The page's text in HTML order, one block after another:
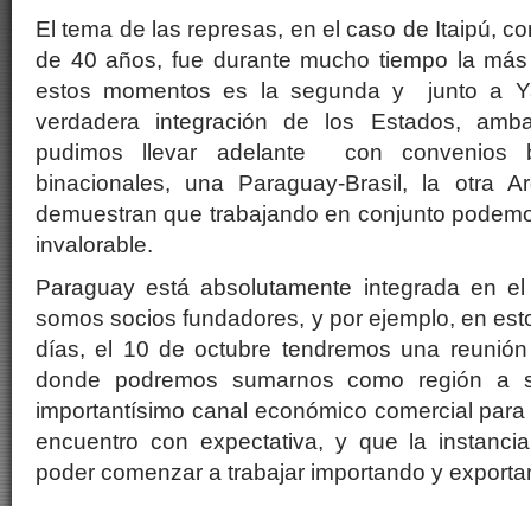
El tema de las represas, en el caso de Itaipú,
de 40 años, fue durante mucho tiempo la
estos momentos es la segunda y junto a
verdadera integración de los Estados,
pudimos llevar adelante con convenios
binacionales, una Paraguay-Brasil, la otra
demuestran que trabajando en conjunto
invalorable.
Paraguay está absolutamente integrada en
somos socios fundadores, y por ejemplo, en
días, el 10 de octubre tendremos una
donde podremos sumarnos como región a
importantísimo canal económico comercial
encuentro con expectativa, y que la
poder comenzar a trabajar importando y